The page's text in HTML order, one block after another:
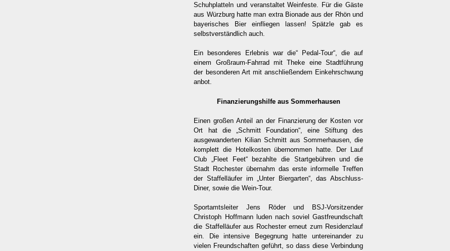
Schuhplatteln und veranstaltet Weinfeste. Für die Gäste
aus Würzburg hatte man extra Bionade aus der Rhön und
bayerisches Bier einfliegen lassen! Spätzle gab es
selbstverständlich auch.
Ein besonderes Erlebnis war die“ Pedal-Tour“, die auf
einem Großraum-Fahrrad mit Theke eine Stadtführung
der besonderen Art mit anschließendem Einkehrschwung
anbot.
Finanzierungshilfe aus Sommerhausen
Einen großen Anteil an der Finanzierung der Kosten vor
Ort hat die „Schmitt Foundation“, eine Stiftung des
ausgewanderten Kilian Schmitt aus Sommerhausen, die
komplett die Hotelkosten übernommen hatte. Der Lauf
Club „Fleet Feet“ bezahlte die Startgebühren und die
Stadt Rochester übernahm das erste informelle Treffen
der Staffelläufer im „Unter Biergarten“, das Abschluss-
Diner, sowie die Wein-Tour.
Sportamtsleiter Jens Röder und BSJ-Vorsitzender
Christoph Hoffmann luden nach soviel Gastfreundschaft
die Staffelläufer aus Rochester erneut zum Residenzlauf
ein. Die intensive Begegnung hatte untereinander zu
vielen Freundschaften geführt, so dass diese Verbindung